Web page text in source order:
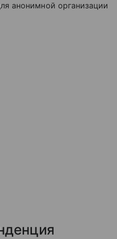
анонимной организации